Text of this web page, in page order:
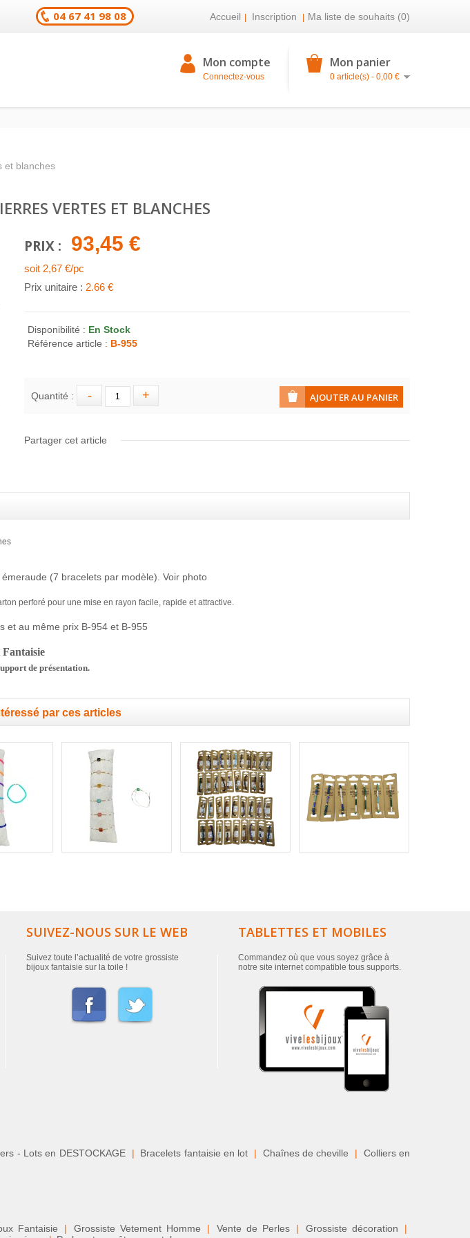
04 67 41 98 08 Accueil Inscription Ma liste de souhaits (0)
Mon compte
Connectez-vous
Mon panier
0 article(s) - 0,00 €
et blanches
VERTES ET BLANCHES
PRIX : 93,45 €
soit 2,67 €/pc
Prix unitaire : 2.66 €
Disponibilité : En Stock
Référence article : B-955
Quantité :
Partager cet article
(7 bracelets par modèle). Voir photo
perforé pour une mise en rayon facile, rapide et attractive.
et au même prix B-954 et B-955
Fantaisie
de présentation.
par ces articles
SUIVEZ-NOUS SUR LE WEB
Suivez toute l’actualité de votre grossiste
bijoux fantaisie sur la toile !
TABLETTES ET MOBILES
Commandez où que vous soyez grâce à
notre site internet compatible tous supports.
- Lots en DESTOCKAGE | Bracelets fantaisie en lot | Chaînes de cheville |
Colliers en
Fantaisie | Grossiste Vetement Homme | Vente de Perles | Grossiste décoration
|